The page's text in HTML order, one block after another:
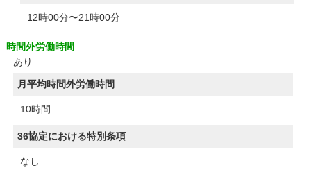
12時00分〜21時00分
時間外労働時間
あり
月平均時間外労働時間
10時間
36協定における特別条項
なし